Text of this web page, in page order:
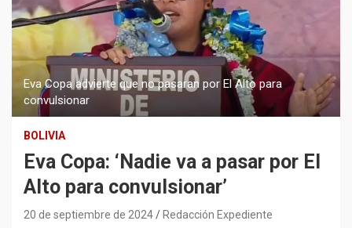
Eva Copa advierte que no pasaran por El Alto para
convulsionar
BOLIVIA
Eva Copa: ‘Nadie va a pasar por El
Alto para convulsionar’
20 de septiembre de 2024 Redacción Expediente